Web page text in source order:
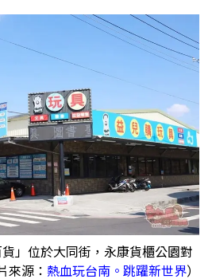
」位於大同街，永康貨櫃公園對
來源： 熱血玩台南。跳躍新世界）